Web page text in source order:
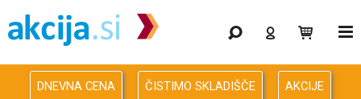
Gaming
Odprodaja
DNEVNA CENA ČISTIMO SKLADIŠČE AKCIJE